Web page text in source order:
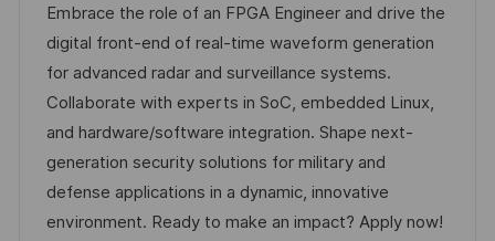
n
c
a
c
i
ó
n
c
h
a
d
e
p
u
b
d
e
e
m
p
l
e
o
t
e
g
o
r
í
a
Embrace the role of an FPGA Engineer and drive the
digital front-end of real-time waveform generation
for advanced radar and surveillance systems.
Collaborate with experts in SoC, embedded Linux,
and hardware/software integration. Shape next-
generation security solutions for military and
defense applications in a dynamic, innovative
environment. Ready to make an impact? Apply now!